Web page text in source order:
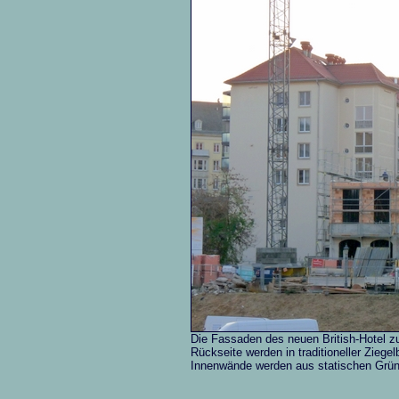
Die Fassaden des neuen British-Hotel
Rückseite werden in traditioneller
Innenwände werden aus statischen